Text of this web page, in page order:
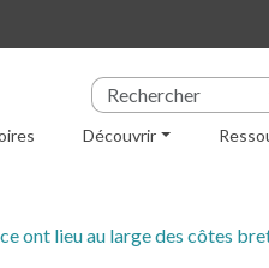
Découvrir
ont lieu au large des côtes